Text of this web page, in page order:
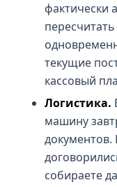
фактически
текущие
кассовый
Логистика.
машину
собираете